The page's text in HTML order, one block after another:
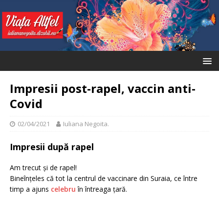
Impresii post-rapel, vaccin anti-
Covid
02/04/2021 Iuliana Negoita.
Impresii după rapel
Am trecut și de rapel!
Bineînțeles că tot la centrul de vaccinare din Suraia, ce între
timp a ajuns celebru în întreaga țară.